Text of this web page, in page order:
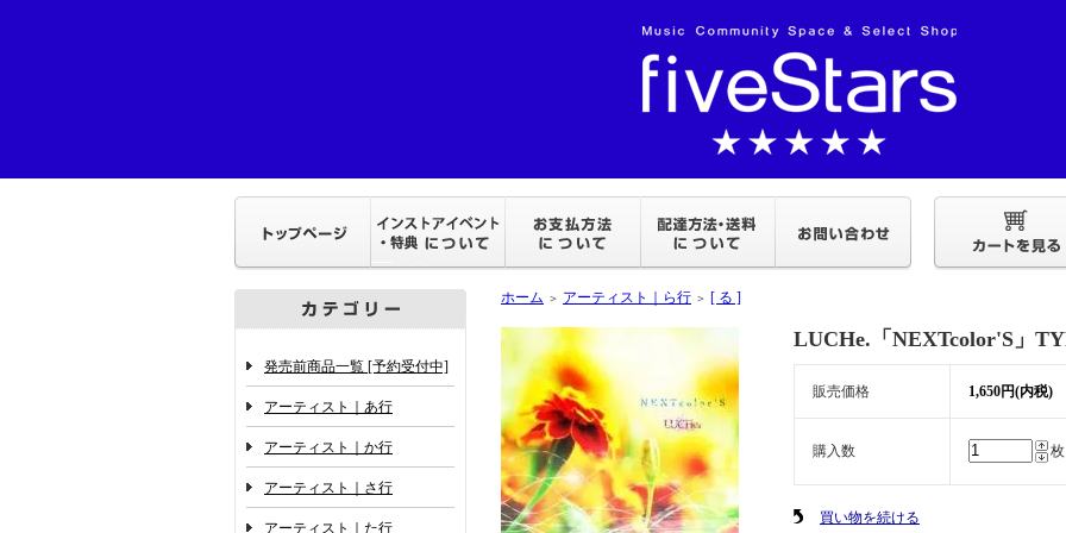
発売前商品一覧 [予約受付中]
アーティスト｜あ行
アーティスト｜か行
アーティスト｜さ行
アーティスト｜た行
ホーム ＞ アーティスト｜ら行 ＞ [ る ]
LUCHe.「NEXTcolor'S」
販売価格 1,650円(内税)
購入数 枚
買い物を続ける